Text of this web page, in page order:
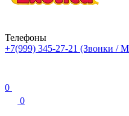
Телефоны
+7(999) 345-27-21 (Звонки /
0
0